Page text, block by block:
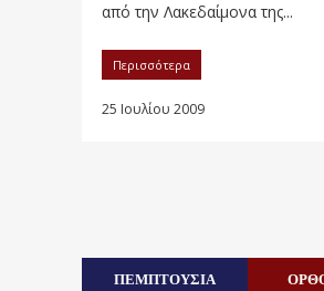
από την Λακεδαίμονα της...
Περισσότερα
25 Ιουλίου 2009
ΠΕΜΠΤΟΥΣΙΑ